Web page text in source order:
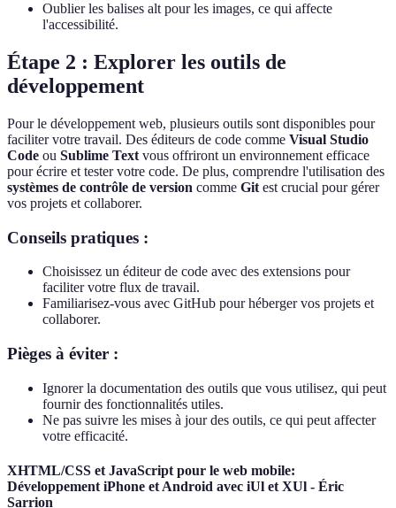
Oublier les balises alt pour les images, ce qui affecte
l'accessibilité.
Étape 2 : Explorer les outils de
développement
Pour le développement web, plusieurs outils sont disponibles pour
faciliter votre travail. Des éditeurs de code comme Visual Studio
Code ou Sublime Text vous offriront un environnement efficace
pour écrire et tester votre code. De plus, comprendre l'utilisation des
systèmes de contrôle de version comme Git est crucial pour gérer
vos projets et collaborer.
Conseils pratiques :
Choisissez un éditeur de code avec des extensions pour
faciliter votre flux de travail.
Familiarisez-vous avec GitHub pour héberger vos projets et
collaborer.
Pièges à éviter :
Ignorer la documentation des outils que vous utilisez, qui peut
fournir des fonctionnalités utiles.
Ne pas suivre les mises à jour des outils, ce qui peut affecter
votre efficacité.
XHTML/CSS et JavaScript pour le web mobile:
Développement iPhone et Android avec iUl et XUl - Éric
Sarrion